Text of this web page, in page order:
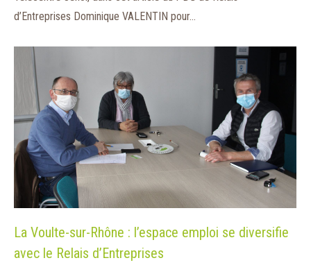
d’Entreprises Dominique VALENTIN pour…
La Voulte-sur-Rhône : l’espace emploi se diversifie
avec le Relais d’Entreprises